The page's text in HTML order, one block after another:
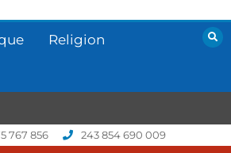
Religion
767 856 243 854 690 009